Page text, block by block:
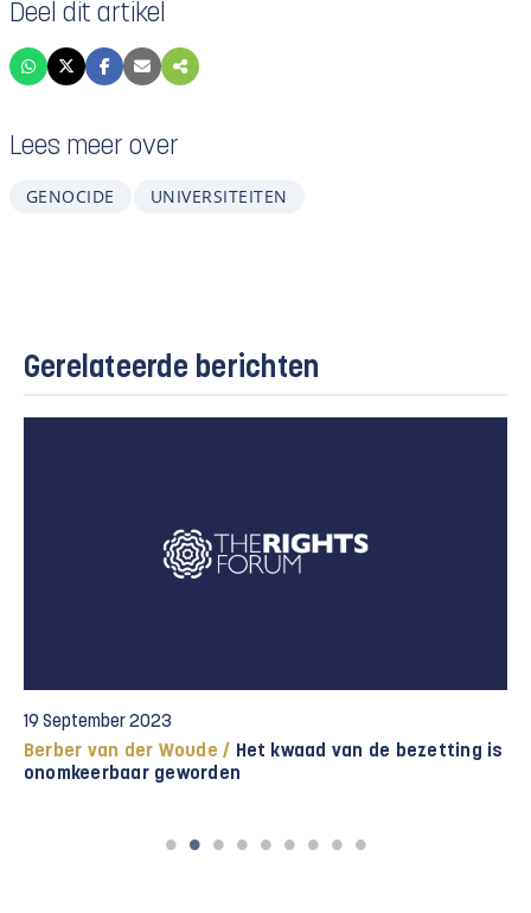
Deel dit artikel
Lees meer over
GENOCIDE UNIVERSITEITEN
Gerelateerde berichten
19 September 2023
Berber van der Woude / Het kwaad van de bezetting is
onomkeerbaar geworden